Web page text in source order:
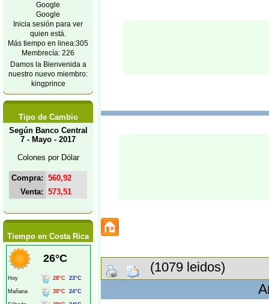
Google
Google
Inicia sesión para ver
quien está.
Más tiempo en linea:305
Membrecía: 226
Damos la Bienvenida a
nuestro nuevo miembro:
kingprince
Tipo de Cambio
Según Banco Central
7 - Mayo - 2017
Colones por Dólar
Compra: 560,92
Venta: 573,51
Tiempo en Costa Rica
(1079 leidos)